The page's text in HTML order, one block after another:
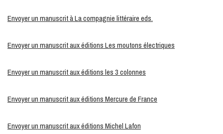
Envoyer un manuscrit à La compagnie littéraire eds.
Envoyer un manuscrit aux éditions Les moutons électriques
Envoyer un manuscrit aux éditions les 3 colonnes
Envoyer un manuscrit aux éditions Mercure de France
Envoyer un manuscrit aux éditions Michel Lafon